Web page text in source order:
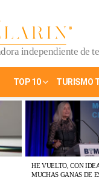
independiente de
TOP 10 TURISMO
HE VUELTO, CON
MUCHAS GANAS DE